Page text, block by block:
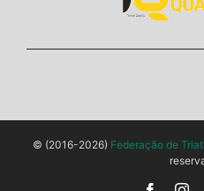
© (2016-2026) Federação de